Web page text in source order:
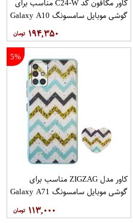
گوشی موبایل سامسونگ Galaxy A10
۱۹۴,۳۵۰
5%
کاور مدل ZIGZAG مناسب برای
گوشی موبایل سامسونگ Galaxy A71
۱۱۳,۰۰۰